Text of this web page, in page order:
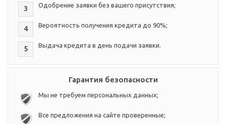
3 Одобрение заявки без вашего присутствия;
4 Вероятность получения кредита до 90%;
5 Выдача кредита в день подачи заявки.
Гарантия безопасности
Мы не требуем персональных данных;
Все предложения на сайте проверенные;